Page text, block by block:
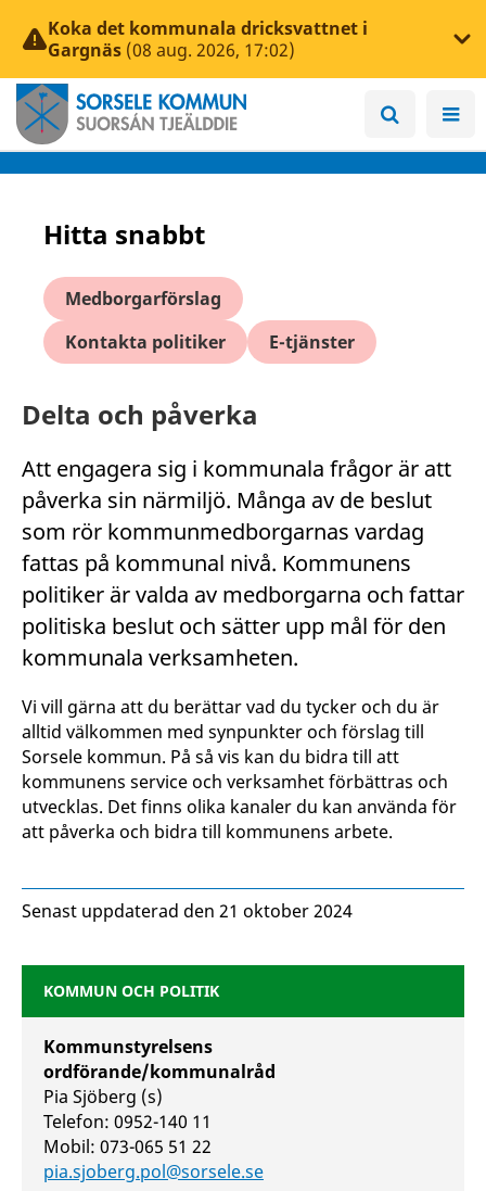
Koka det kommunala dricksvattnet i
Gargnäs (08 aug. 2026, 17:02)
Hitta snabbt
Medborgarförslag
Kontakta politiker
E-tjänster
Delta och påverka
Att engagera sig i kommunala frågor är att
påverka sin närmiljö. Många av de beslut
som rör kommunmedborgarnas vardag
fattas på kommunal nivå. Kommunens
politiker är valda av medborgarna och fattar
politiska beslut och sätter upp mål för den
kommunala verksamheten.
Vi vill gärna att du berättar vad du tycker och du är
alltid välkommen med synpunkter och förslag till
Sorsele kommun. På så vis kan du bidra till att
kommunens service och verksamhet förbättras och
utvecklas. Det finns olika kanaler du kan använda för
att påverka och bidra till kommunens arbete.
Senast uppdaterad den 21 oktober 2024
KOMMUN OCH POLITIK
Kommunstyrelsens
ordförande/kommunalråd
Pia Sjöberg (s)
Telefon: 0952-140 11
Mobil: 073-065 51 22
pia.sjoberg.pol@sorsele.se